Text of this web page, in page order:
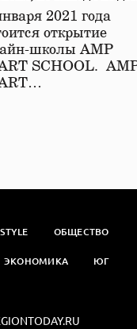
2021 года
открытие
школы АМР
SCHOOL.
ОБЩЕСТВО
ЭКОНОМИКА ЮГ